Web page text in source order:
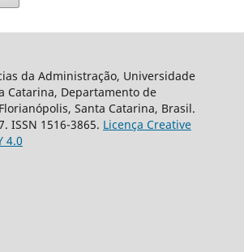
da Administração, Universidade
Catarina, Departamento de
Santa Catarina, Brasil.
ISSN 1516-3865. Licença Creative
4.0